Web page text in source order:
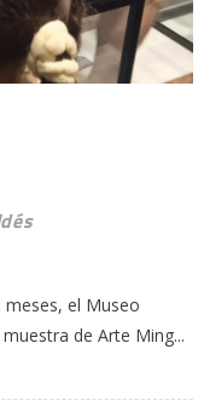
el Museo
de Arte Ming...